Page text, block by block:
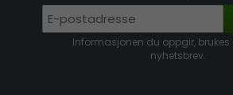
Informasjonen du oppgir, brukes
nyhetsbrev.